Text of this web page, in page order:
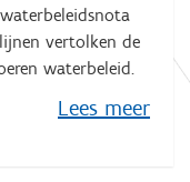
waterbeleidsnota
vertolken de
waterbeleid.
Lees meer